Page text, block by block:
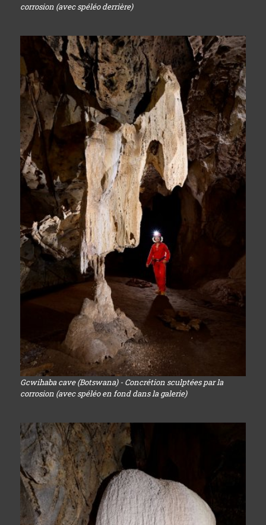
corrosion (avec spéléo derrière)
Gcwihaba cave (Botswana) - Concrétion sculptées par la
corrosion (avec spéléo en fond dans la galerie)